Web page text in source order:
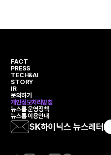
FACT
PRESS
TECH&AI
STORY
IR
문의하기
개인정보처리방침
뉴스룸 운영정책
뉴스룸 이용안내
SK하이닉스 뉴스레터